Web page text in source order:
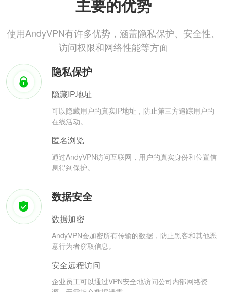
主要的优势
使用AndyVPN有许多优势，涵盖隐私保护、安全性、
访问权限和网络性能等方面
隐私保护
隐藏IP地址
可以隐藏用户的真实IP地址，防止第三方追踪用户的
在线活动。
匿名浏览
通过AndyVPN访问互联网，用户的真实身份和位置信
息得到保护。
数据安全
数据加密
AndyVPN会加密所有传输的数据，防止黑客和其他恶
意行为者窃取信息。
安全远程访问
企业员工可以通过VPN安全地访问公司内部网络资